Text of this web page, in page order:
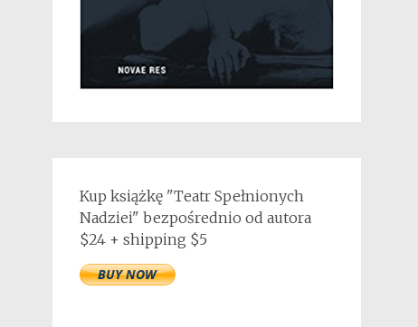
Kup książkę "Teatr Spełnionych
Nadziei" bezpośrednio od autora
$24 + shipping $5